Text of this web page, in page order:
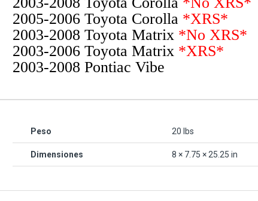
2005-2006 Toyota Corolla *XRS*
2003-2008 Toyota Matrix *No XRS*
2003-2006 Toyota Matrix *XRS*
2003-2008 Pontiac Vibe
Peso 20 lbs
Dimensiones 8 × 7.75 × 25.25 in